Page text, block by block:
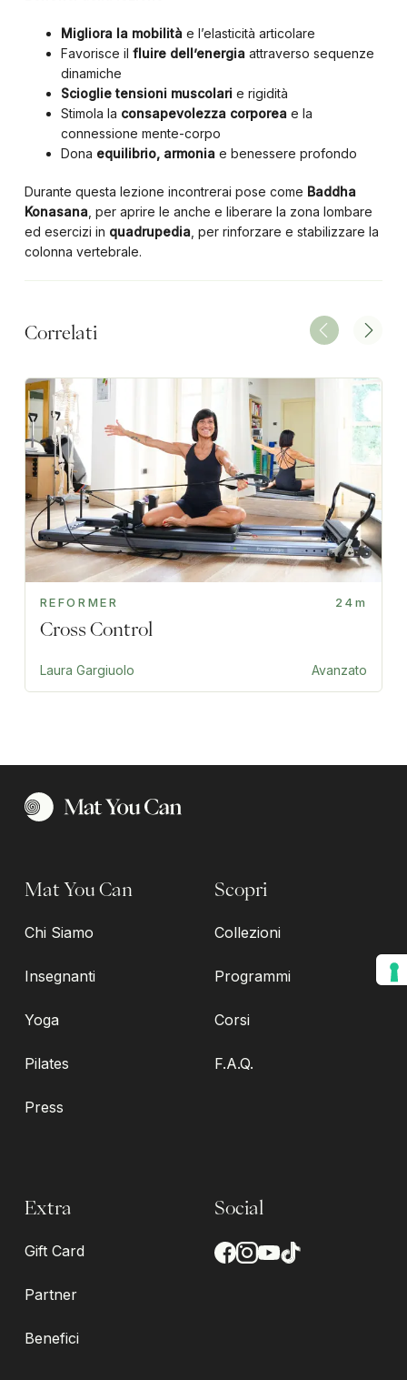
Migliora la mobilità e l’elasticità articolare
Favorisce il fluire dell’energia attraverso sequenze
dinamiche
Scioglie tensioni muscolari e rigidità
Stimola la consapevolezza corporea e la
connessione mente-corpo
Dona equilibrio, armonia e benessere profondo
Durante questa lezione incontrerai pose come Baddha
Konasana , per aprire le anche e liberare la zona lombare
ed esercizi in quadrupedia , per rinforzare e stabilizzare la
colonna vertebrale.
Correlati
REFORMER 24m
Cross Control
Laura Gargiuolo Avanzato
Mat You Can
Chi Siamo
Insegnanti
Yoga
Pilates
Press
Scopri
Collezioni
Programmi
Corsi
F.A.Q.
Extra
Gift Card
Partner
Benefici
Social